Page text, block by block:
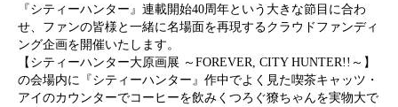
『シティーハンター』連載開始40周年という大きな節目に合わ
せ、ファンの皆様と一緒に名場面を再現するクラウドファンディ
ング企画を開催いたします。
【シティーハンター大原画展 ～FOREVER, CITY HUNTER!!～】
の会場内に『シティーハンター』作中でよく見た喫茶キャッツ・
アイのカウンターでコーヒーを飲みくつろぐ獠ちゃんを実物大で